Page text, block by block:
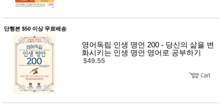
단행본 $50 이상 무료배송
영어독립 인생 명언 200 - 당신의 삶을 변
화시키는 인생 명언 영어로 공부하기
$49.55